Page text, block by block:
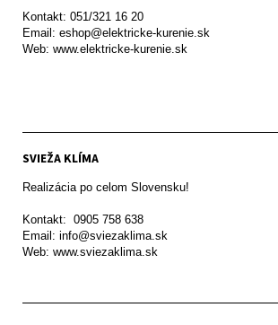
Kontakt: 051/321 16 20
Email: eshop@elektricke-kurenie.sk
Web: www.elektricke-kurenie.sk
SVIEŽA KLÍMA
Realizácia po celom Slovensku!
Kontakt:  0905 758 638
Email: info@sviezaklima.sk
Web: www.sviezaklima.sk